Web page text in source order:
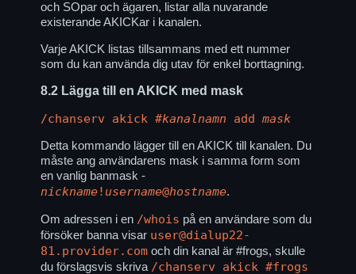
och SOpar och ägaren, listar alla nuvarande
existerande AKICKar i kanalen.
Varje AKICK listas tillsammans med ett nummer
som du kan använda dig utav för enkel borttagning.
8.2 Lägga till en AKICK med mask
/chanserv akick#kanalnamn addmask
Detta kommando lägger till en AKICK till kanalen. Du
måste ang användarens mask i samma form som
en vanlig banmask -
nickname! username@hostname.
Om adressen i en /whois på en användare som du
försöker banna visar user@dialup22-
81.provider.com och din kanal är #frogs, skulle
du förslagsvis skriva /chanserv akick #frogs